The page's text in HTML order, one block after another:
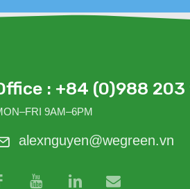
: +84 (0)988 203
9AM–6PM
alexnguyen@wegreen.vn